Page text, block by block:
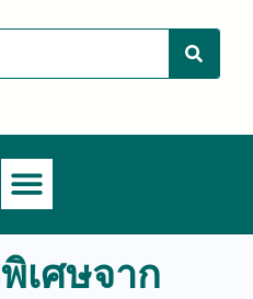
เศษจาก